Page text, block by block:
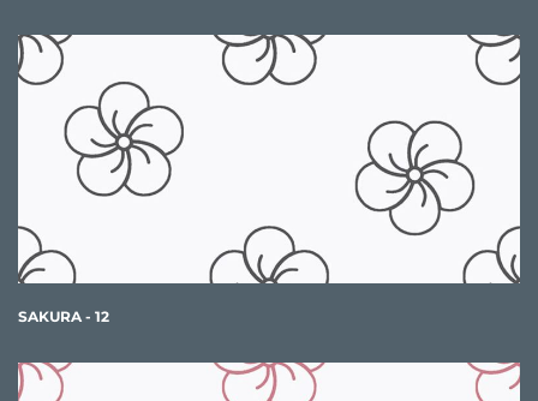
SAKURA - 12